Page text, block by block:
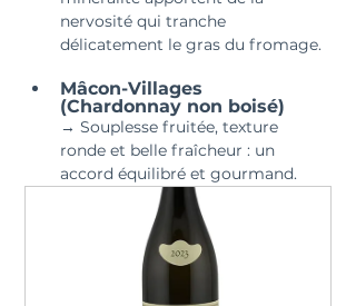
nervosité qui tranche
délicatement le gras du fromage.
Mâcon-Villages
(Chardonnay non boisé)
→ Souplesse fruitée, texture
ronde et belle fraîcheur : un
accord équilibré et gourmand.